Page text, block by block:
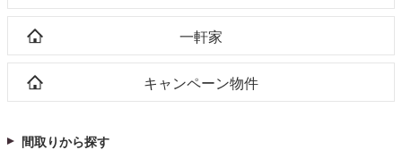
一軒家
キャンペーン物件
間取りから探す